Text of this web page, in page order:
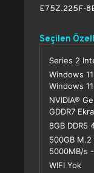
E75Z.225F-
Seçilen
Series 2
Windows
Windows
NVIDIA®
GDDR7
8GB DDR5
500GB M.2
5000MB/s
WIFI Yok